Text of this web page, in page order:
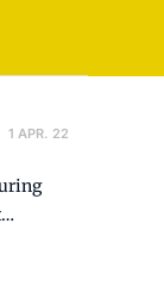
1 APR. 22